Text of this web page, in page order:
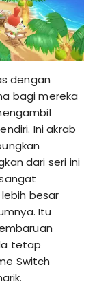
dengan
bagi mereka
Ini akrab
dari seri ini
besar
Itu
tetap
Switch